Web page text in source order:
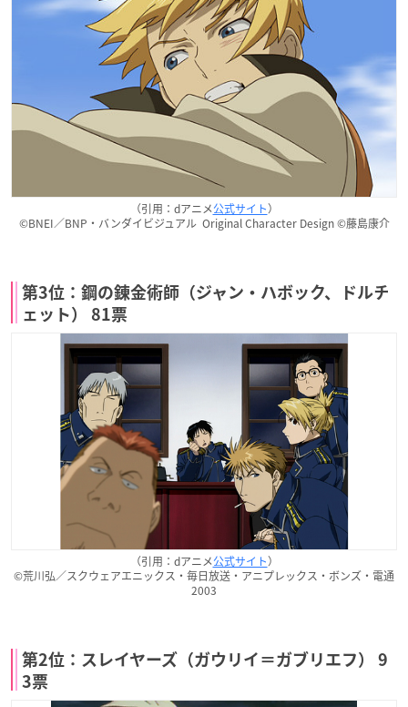
（引用：dアニメ公式サイト）
©BNEI／BNP・バンダイビジュアル Original Character Design ©藤島康介
第3位：鋼の錬金術師（ジャン・ハボック、ドルチ
ェット） 81票
（引用：dアニメ公式サイト）
©荒川弘／スクウェアエニックス・毎日放送・アニプレックス・ボンズ・電通
2003
第2位：スレイヤーズ（ガウリイ＝ガブリエフ） 9
3票